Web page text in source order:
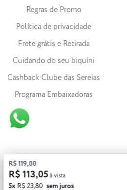
R$ 119,00
5x R$ 23,80 sem juros
R$ 113,05
Regras de Promo
Política de privacidade
Frete grátis e Retirada
Cuidando do seu biquíni
Cashback Clube das Sereias
Programa Embaixadoras
© 2023 Solar Bikinis - CNPJ:
Agronômica - Florianópolis - SC